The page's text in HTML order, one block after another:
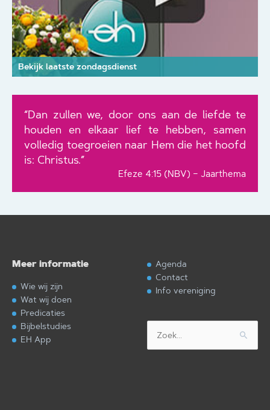
Bekijk laatste zondagsdienst
“Dan zullen we, door ons aan de liefde te
houden en elkaar lief te hebben, samen
volledig toegroeien naar Hem die het hoofd
is: Christus.”
Efeze 4:15 (NBV) – Jaarthema
Meer informatie
Wie wij zijn
Wat wij doen
Predicaties
Bijbelstudies
EH App
Agenda
Contact
Info vereniging
naar: